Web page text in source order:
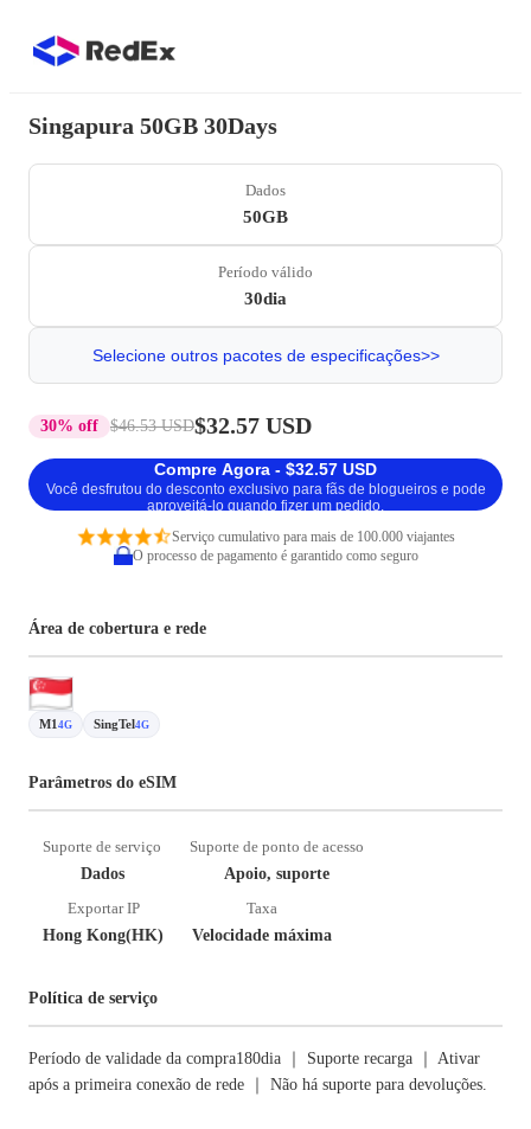
Singapura 50GB 30Days
Dados
50GB
Período válido
30dia
Selecione outros pacotes de especificações>>
30% off $46.53 USD$32.57 USD
Compre Agora - $32.57 USD
Você desfrutou do desconto exclusivo para fãs de blogueiros e pode
aproveitá-lo quando fizer um pedido.
Serviço cumulativo para mais de 100.000 viajantes
O processo de pagamento é garantido como seguro
Área de cobertura e rede
M1 4G SingTel4G
Parâmetros do eSIM
Suporte de serviço
Dados
Suporte de ponto de acesso
Apoio, suporte
Exportar IP
Hong Kong(HK)
Taxa
Velocidade máxima
Política de serviço
Período de validade da compra180dia ｜ Suporte recarga ｜ Ativar
após a primeira conexão de rede ｜ Não há suporte para devoluções.